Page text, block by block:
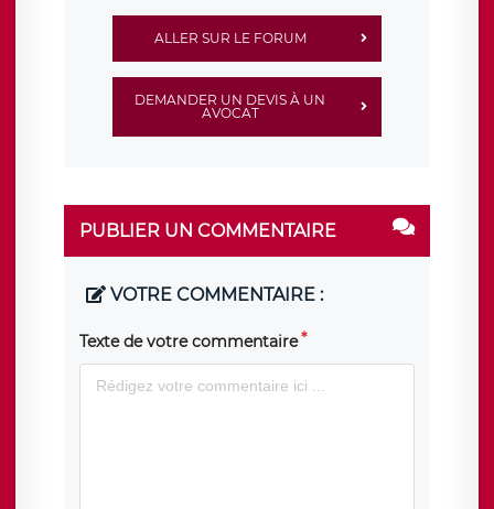
ALLER SUR LE FORUM
DEMANDER UN DEVIS À UN
AVOCAT
PUBLIER UN COMMENTAIRE
VOTRE COMMENTAIRE :
Texte de votre commentaire